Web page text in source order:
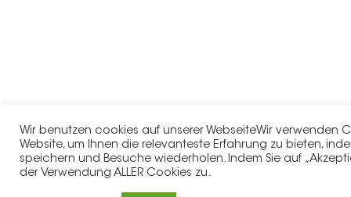
Wir benutzen cookies auf unserer WebseiteWir verwenden
Website, um Ihnen die relevanteste Erfahrung zu bieten,
speichern und Besuche wiederholen. Indem Sie auf
der Verwendung ALLER Cookies zu.